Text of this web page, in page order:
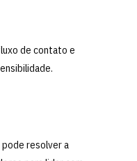
de contato e
resolver a